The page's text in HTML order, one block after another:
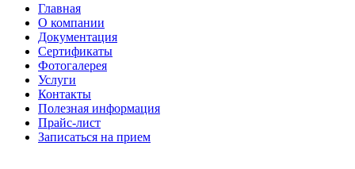
Главная
О компании
Документация
Сертификаты
Фотогалерея
Услуги
Контакты
Полезная информация
Прайс-лист
Записаться на прием